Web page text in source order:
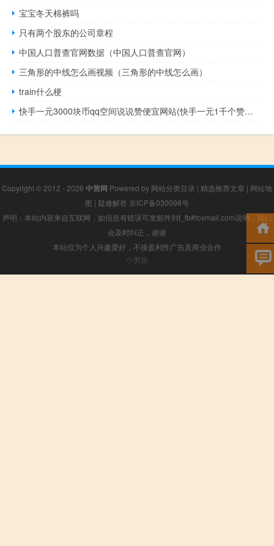
宝宝冬天棉裤吗
只有两个股东的公司章程
中国人口普查官网数据（中国人口普查官网）
三角形的中线怎么画视频（三角形的中线怎么画）
train什么梗
快手一元3000块币qq空间说说赞便宜网站(快手一元1千个赞平台)
Copyright © 2012 - 2026 中营网 Powered by 网站分类目录 | 精选推荐文章 | 网站地
图 | 疑难解答 京ICP备030098号
声明：本站内容来自互联网，如信息有错误可发邮件到f_fb#foxmail.com说明，我们
会及时纠正，谢谢
本站仅为个人兴趣爱好，不接盈利性广告及商业合作
小男孩